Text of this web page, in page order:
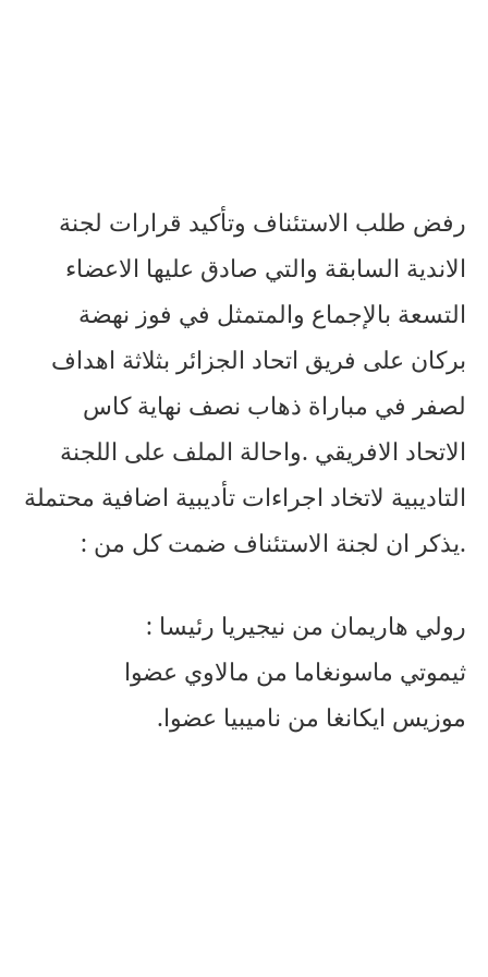
رفض طلب الاستئناف وتأكيد قرارات لجنة
الاندية السابقة والتي صادق عليها الاعضاء
التسعة بالإجماع والمتمثل في فوز نهضة
بركان على فريق اتحاد الجزائر بثلاثة اهداف
لصفر في مباراة ذهاب نصف نهاية كاس
الاتحاد الافريقي .واحالة الملف على اللجنة
التاديبية لاتخاد اجراءات تأديبية اضافية محتملة
.يذكر ان لجنة الاستئناف ضمت كل من :
رولي هاريمان من نيجيريا رئيسا :
ثيموتي ماسونغاما من مالاوي عضوا
موزيس ايكانغا من ناميبيا عضوا.